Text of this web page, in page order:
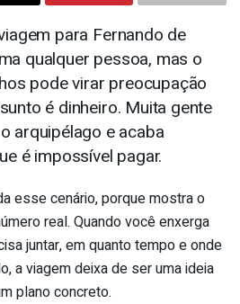
para Fernando de
qualquer pessoa, mas o
pode virar preocupação
é dinheiro. Muita gente
arquipélago e acaba
é impossível pagar.
esse cenário, porque mostra o
real. Quando você enxerga
juntar, em quanto tempo e onde
a viagem deixa de ser uma ideia
plano concreto.